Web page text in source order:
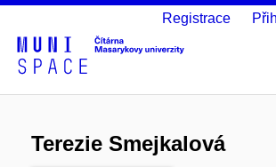
Registrace
Terezie Smejkalová